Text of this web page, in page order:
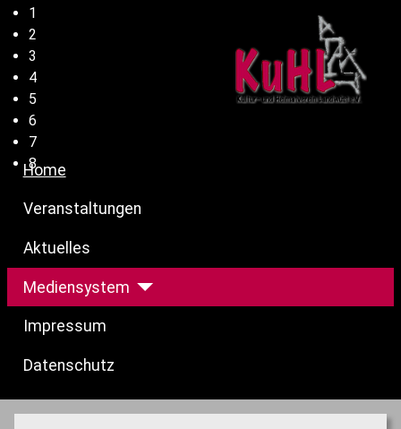
1
2
3
4
5
6
7
8
Home
Veranstaltungen
Aktuelles
Mediensystem
Impressum
Datenschutz